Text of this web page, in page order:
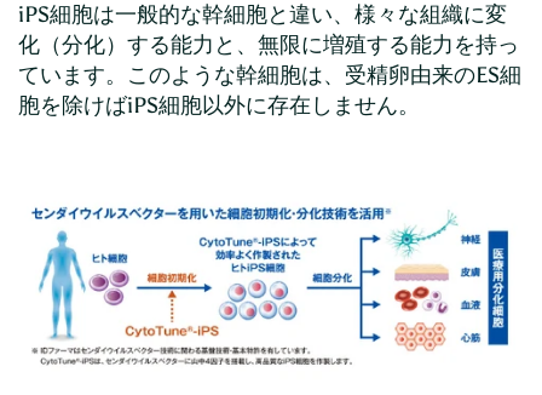
iPS細胞は一般的な幹細胞と違い、様々な組織に変
化（分化）する能力と、無限に増殖する能力を持っ
ています。このような幹細胞は、受精卵由来のES細
胞を除けばiPS細胞以外に存在しません。